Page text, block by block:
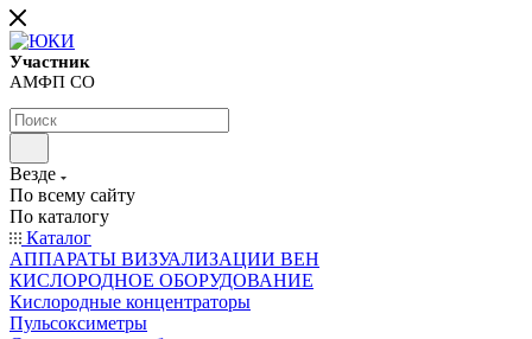
Участник
АМФП СО
Везде
По всему сайту
По каталогу
Каталог
АППАРАТЫ ВИЗУАЛИЗАЦИИ ВЕН
КИСЛОРОДНОЕ ОБОРУДОВАНИЕ
Кислородные концентраторы
Пульсоксиметры